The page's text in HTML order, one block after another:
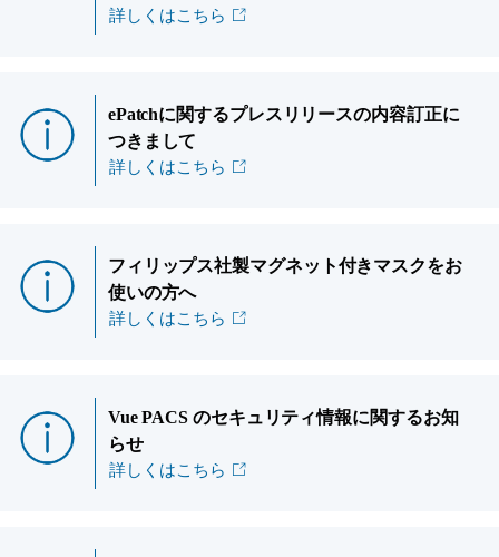
詳しくはこちら
ePatchに関するプレスリリースの内容訂正に
つきまして
詳しくはこちら
フィリップス社製マグネット付きマスクをお
使いの方へ
詳しくはこちら
Vue PACS のセキュリティ情報に関するお知
らせ
詳しくはこちら